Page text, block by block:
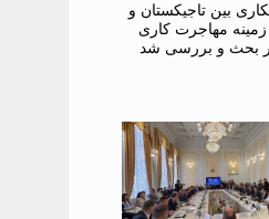
بین تاجیکستان و
زمینه مهاجرت کاری
بحث و بررسی شد